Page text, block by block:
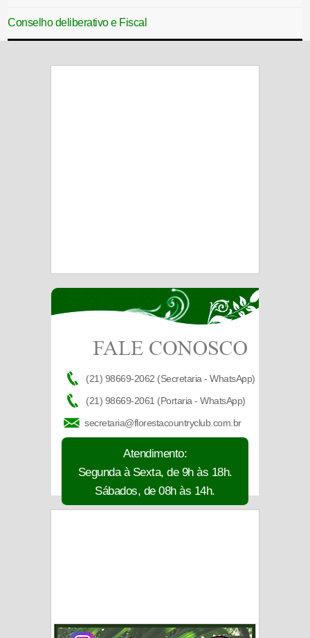
Conselho deliberativo e Fiscal
(21) 98669-2062 (Secretaria - WhatsApp)
(21) 98669-2061 (Portaria - WhatsApp)
secretaria@florestacountryclub.com.br
Atendimento:
Segunda à Sexta, de 9h às 18h.
Sábados, de 08h às 14h.